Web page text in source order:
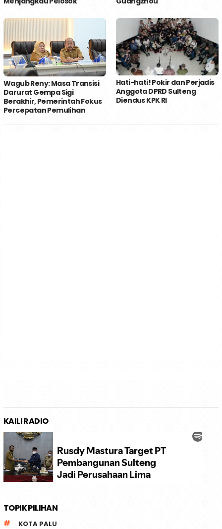
Wagub Reny: Masa Transisi
Darurat Gempa Sigi
Berakhir, Pemerintah Fokus
Percepatan Pemulihan
Hati-hati! Pokir dan Perjadis
Anggota DPRD Sulteng
Diendus KPK RI
KAILI RADIO
TOPIK PILIHAN
KOTA PALU